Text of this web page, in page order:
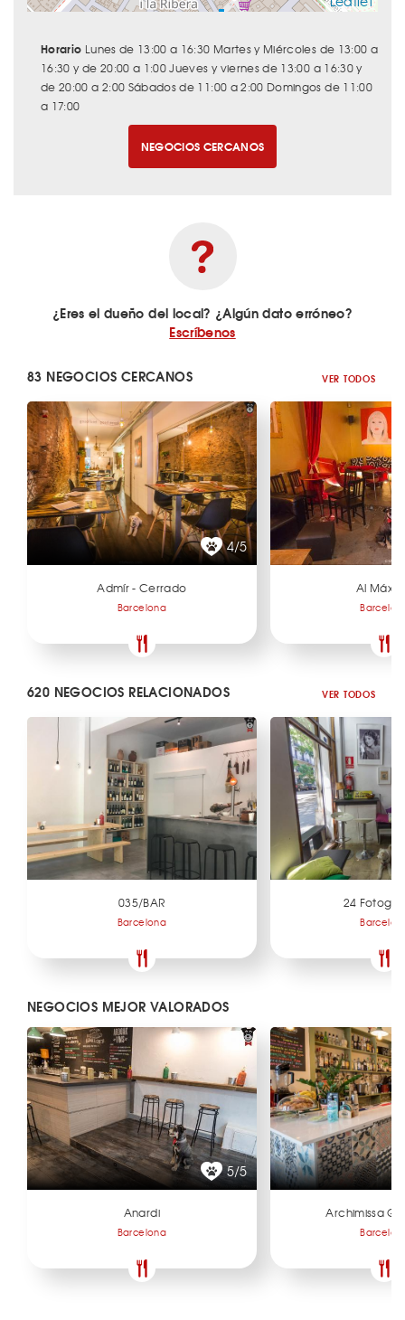
Horario Lunes de 13:00 a 16:30 Martes y Miércoles de 13:00 a
16:30 y de 20:00 a 1:00 Jueves y viernes de 13:00 a 16:30 y
de 20:00 a 2:00 Sábados de 11:00 a 2:00 Domingos de 11:00
a 17:00
NEGOCIOS CERCANOS
¿Eres el dueño del local? ¿Algún dato erróneo?
Escríbenos
83 NEGOCIOS CERCANOS VER TODOS
4/5
Admír - Cerrado
Barcelona
Al
620 NEGOCIOS RELACIONADOS VER TODOS
035/BAR
Barcelona
24
NEGOCIOS MEJOR VALORADOS
5/5
Anardi
Barcelona
Archimissa